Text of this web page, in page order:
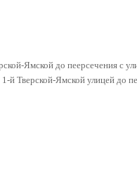
Ямской до пеерсечения с
й Тверской-Ямской улицей до